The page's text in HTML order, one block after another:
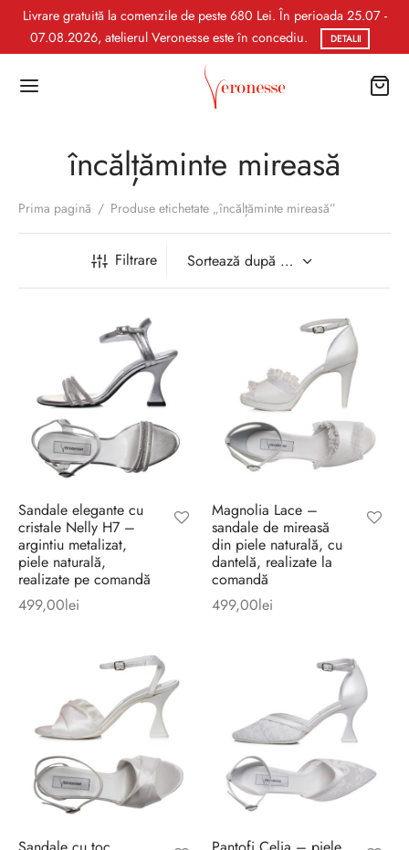
Livrare gratuită la comenzile de peste 680 Lei. În perioada 25.07 -
07.08.2026, atelierul Veronesse este în concediu.
DETALII
încălțăminte mireasă
Prima pagină / Produse etichetate „încălțăminte mireasă”
Filtrare
Sandale elegante cu
cristale Nelly H7 –
argintiu metalizat,
piele naturală,
realizate pe comandă
499,00lei
Magnolia Lace –
sandale de mireasă
din piele naturală, cu
dantelă, realizate la
comandă
499,00lei